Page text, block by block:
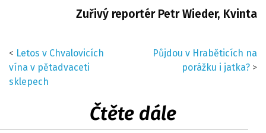
Zuřivý reportér Petr Wieder, Kvinta
< Letos v Chvalovicích
vína v pětadvaceti
sklepech
Půjdou v Hraběticích na
porážku i jatka? >
Čtěte dále